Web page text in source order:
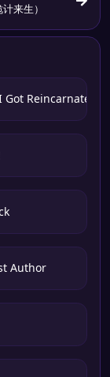
来生）
Got Reincarnated
Author